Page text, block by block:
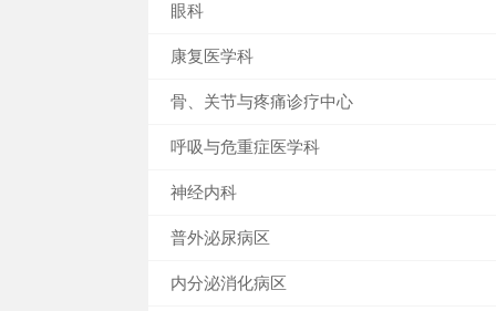
眼科
康复医学科
骨、关节与疼痛诊疗中心
呼吸与危重症医学科
神经内科
普外泌尿病区
内分泌消化病区